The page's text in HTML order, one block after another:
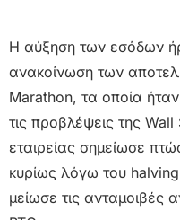
Η αύξηση των εσόδων
ανακοίνωση των
Marathon, τα οποία
τις προβλέψεις της
εταιρείας σημείωσε
κυρίως λόγω του
μείωσε τις